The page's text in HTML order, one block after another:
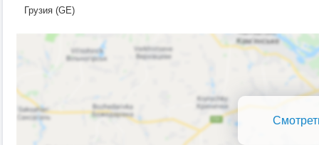
Грузия (GE)